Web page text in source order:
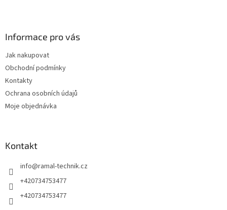
Informace pro vás
Jak nakupovat
Obchodní podmínky
Kontakty
Ochrana osobních údajů
Moje objednávka
Kontakt
info@ramal-technik.cz
+420734753477
+420734753477